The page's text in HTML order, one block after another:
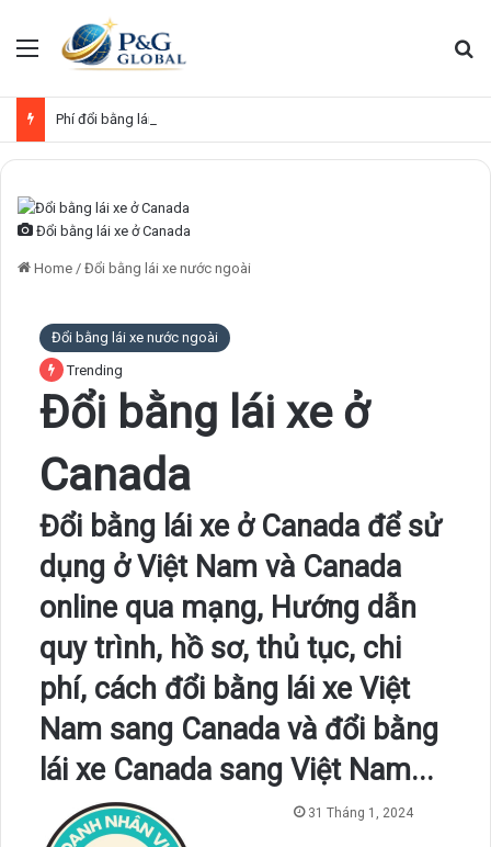
Menu
Phí đổi bằng lái xe Việt Nam sang quốc tế
Đổi bằng lái xe ở Canada
Home / Đổi bằng lái xe nước ngoài
Đổi bằng lái xe nước ngoài
Trending
Đổi bằng lái xe ở
Canada
Đổi bằng lái xe ở Canada để sử
dụng ở Việt Nam và Canada
online qua mạng, Hướng dẫn
quy trình, hồ sơ, thủ tục, chi
phí, cách đổi bằng lái xe Việt
Nam sang Canada và đổi bằng
lái xe Canada sang Việt Nam...
31 Tháng 1, 2024